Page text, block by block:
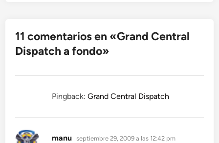
11 comentarios en «Grand Central
Dispatch a fondo»
Pingback:Grand Central Dispatch
manu dice:
septiembre 29, 2009 a las 12:42 pm